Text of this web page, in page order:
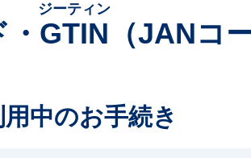
GTIN
ジーティン
（JANコ
中のお手続き